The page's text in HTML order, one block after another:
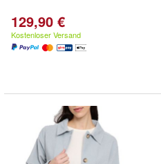
129,90 €
Kostenloser Versand